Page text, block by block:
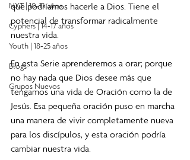
NXT | 10-13 años
Cyphers | 14-17 años
Youth | 18-25 años
Blogs
Grupos Nuevos
que podríamos hacerle a Dios. Tiene el
potencial de transformar radicalmente
nuestra vida.
En esta Serie aprenderemos a orar; porque
no hay nada que Dios desee más que
tengamos una vida de Oración como la de
Jesús. Esa pequeña oración puso en marcha
una manera de vivir completamente nueva
para los discípulos, y esta oración podría
cambiar nuestra vida.